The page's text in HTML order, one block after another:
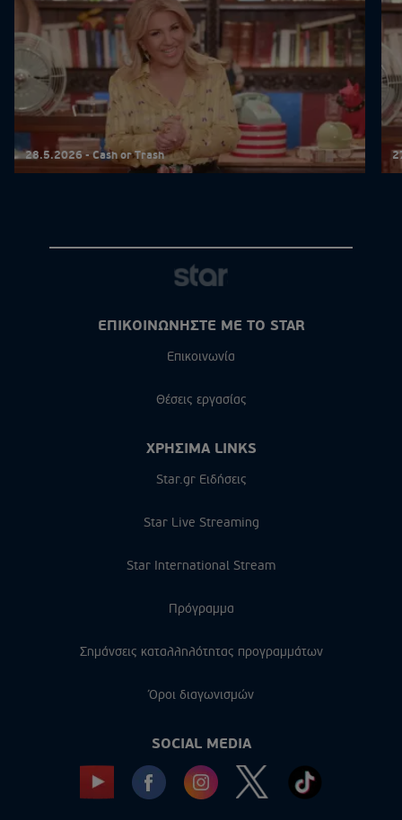
28.5.2026 - Cash or Trash
ΕΠΙΚΟΙΝΩΝΗΣΤΕ ΜΕ ΤΟ STAR
Επικοινωνία
Θέσεις εργασίας
ΧΡΗΣΙΜΑ LINKS
Star.gr Ειδήσεις
Star Live Streaming
Star International Stream
Πρόγραμμα
Σημάνσεις καταλληλότητας προγραμμάτων
Όροι διαγωνισμών
SOCIAL MEDIA